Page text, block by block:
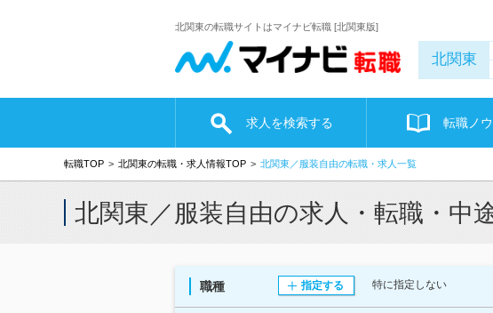
北関東の転職サイトはマイナビ転職 [北関東版]
北関東
求人を検索する 転職ノ
転職TOP 北関東の転職・求人情報TOP 北関東／服装自由の転職・求人一覧
北関東／服装自由の求人・転職・中
職種 指定する 特に指定しない